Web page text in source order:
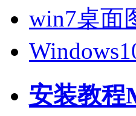
win7桌面
安装教程